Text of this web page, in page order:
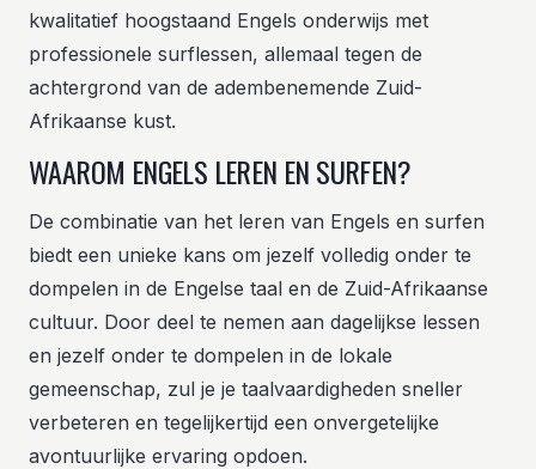
kwalitatief hoogstaand Engels onderwijs met
professionele surflessen, allemaal tegen de
achtergrond van de adembenemende Zuid-
Afrikaanse kust.
WAAROM ENGELS LEREN EN SURFEN?
De combinatie van het leren van Engels en surfen
biedt een unieke kans om jezelf volledig onder te
dompelen in de Engelse taal en de Zuid-Afrikaanse
cultuur. Door deel te nemen aan dagelijkse lessen
en jezelf onder te dompelen in de lokale
gemeenschap, zul je je taalvaardigheden sneller
verbeteren en tegelijkertijd een onvergetelijke
avontuurlijke ervaring opdoen.